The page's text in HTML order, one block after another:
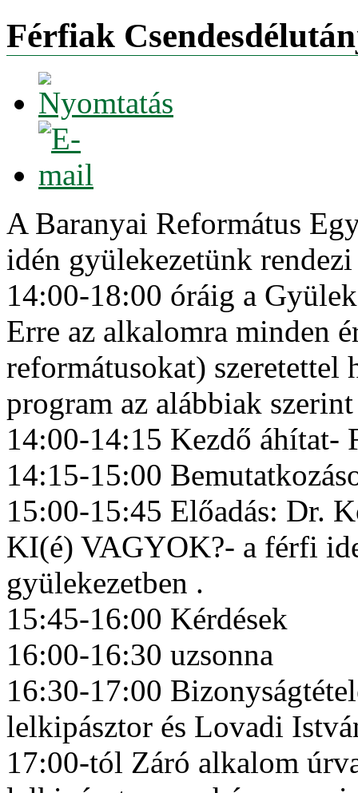
Férfiak
A Baranyai Református
idén gyülekezetünk
14:00-18:00 óráig a
Erre az alkalomra minden
reformátusokat)
program az alábbiak
14:00-14:15 Kezdő
14:15-15:00
15:00-15:45 Előadás: Dr.
KI(é) VAGYOK?- a férfi
gyülekezetben .
15:45-16:00 Kérdések
16:00-16:30 uzsonna
16:30-17:00
lelkipásztor és Lovadi
17:00-tól Záró alkalom